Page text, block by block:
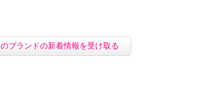
ブランドの新着情報を受け取る